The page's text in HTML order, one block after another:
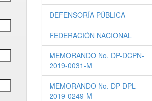
DEFENSORÍA PÚBLICA
FEDERACIÓN NACIONAL
MEMORANDO No. DP-DCPN-
2019-0031-M
MEMORANDO No. DP-DPL-
2019-0249-M